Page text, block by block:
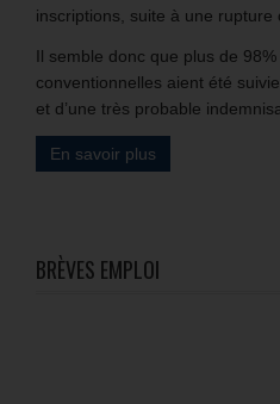
inscriptions, suite à une rupture
Il semble donc que plus de
conventionnelles aient été
et d’une très probable
En savoir plus
BRÈVES EMPLOI